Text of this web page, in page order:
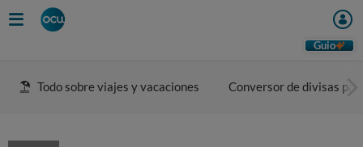
Guio
Todo sobre viajes y vacaciones Conversor de divisas